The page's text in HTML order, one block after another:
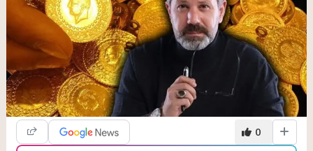
0